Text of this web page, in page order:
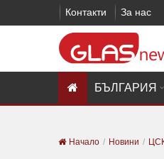
Контакти За нас
БЪЛГАРИЯ
Начало Новини